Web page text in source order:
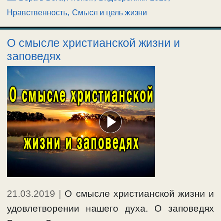
Нравственность, Смысл и цель жизни
О смысле христианской жизни и
заповедях
21.03.2019 | О смысле христианской жизни и
удовлетворении нашего духа. О заповедях